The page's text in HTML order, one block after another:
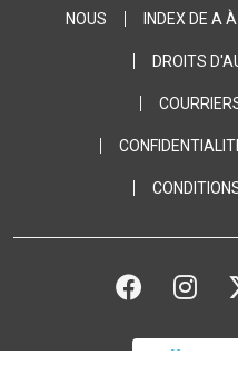
Footer Bottom
NOUS INDEX DE A
DROITS